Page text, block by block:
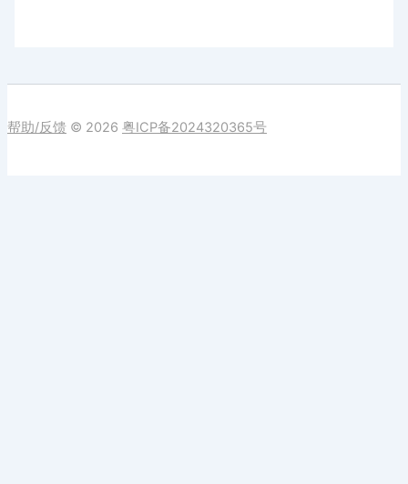
帮助/反馈 © 2026 粤ICP备2024320365号